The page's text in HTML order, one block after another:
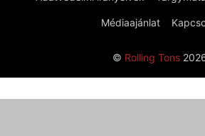
Médiaajánlat
© Rolling Tons